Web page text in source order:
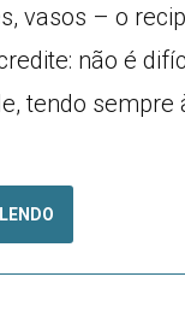
vasos – o
não é
tendo